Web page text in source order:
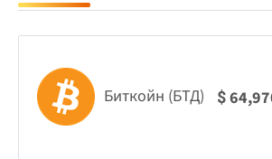
Биткойн (БТД) $